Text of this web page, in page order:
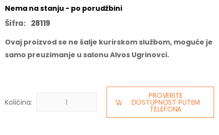
Nema na stanju - po porudžbini
Šifra: 28119
Ovaj proizvod se ne šalje kurirskom službom, moguće je
samo preuzimanje u salonu Alvos Ugrinovci.
Količina:
PROVERITE
DOSTUPNOST PUTEM
TELEFONA